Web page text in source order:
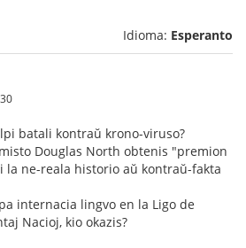
Idioma: Esperanto
batali kontraŭ krono-viruso?
Douglas North obtenis "premion
la ne-reala historio aŭ kontraŭ-fakta
internacia lingvo en la Ligo de
Nacioj, kio okazis?